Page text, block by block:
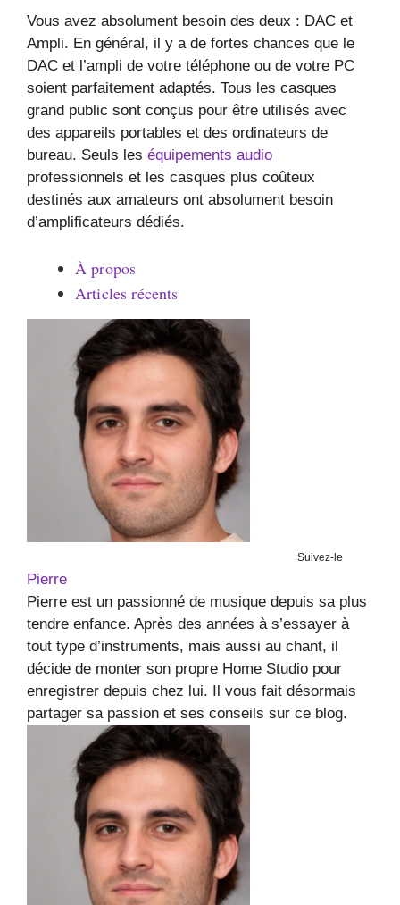
Vous avez absolument besoin des deux : DAC et
Ampli. En général, il y a de fortes chances que le
DAC et l’ampli de votre téléphone ou de votre PC
soient parfaitement adaptés. Tous les casques
grand public sont conçus pour être utilisés avec
des appareils portables et des ordinateurs de
bureau. Seuls les équipements audio
professionnels et les casques plus coûteux
destinés aux amateurs ont absolument besoin
d’amplificateurs dédiés.
À propos
Articles récents
Suivez-le
Pierre
Pierre est un passionné de musique depuis sa plus
tendre enfance. Après des années à s’essayer à
tout type d’instruments, mais aussi au chant, il
décide de monter son propre Home Studio pour
enregistrer depuis chez lui. Il vous fait désormais
partager sa passion et ses conseils sur ce blog.